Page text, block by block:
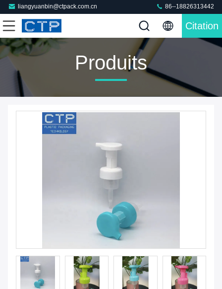
liangyuanbin@ctpack.com.cn 86--18826313442
Citation
Produits